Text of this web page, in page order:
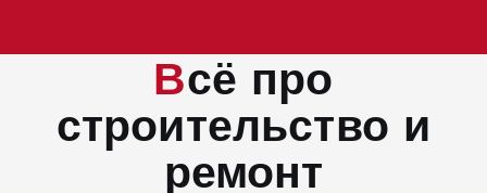
Всё про
строительство и
ремонт